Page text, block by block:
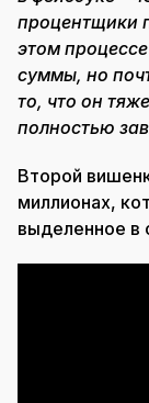
процентщики
этом
суммы, но
то, что он
полностью
Второй
миллионах,
выделенное в